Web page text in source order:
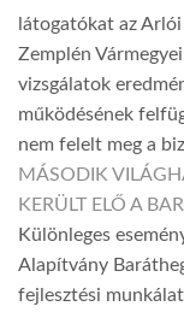
látogatókat az
Zemplén
vizsgálatok
működésének
nem felelt meg a
MÁSODIK
KERÜLT ELŐ A
Különleges
Alapítvány
fejlesztési